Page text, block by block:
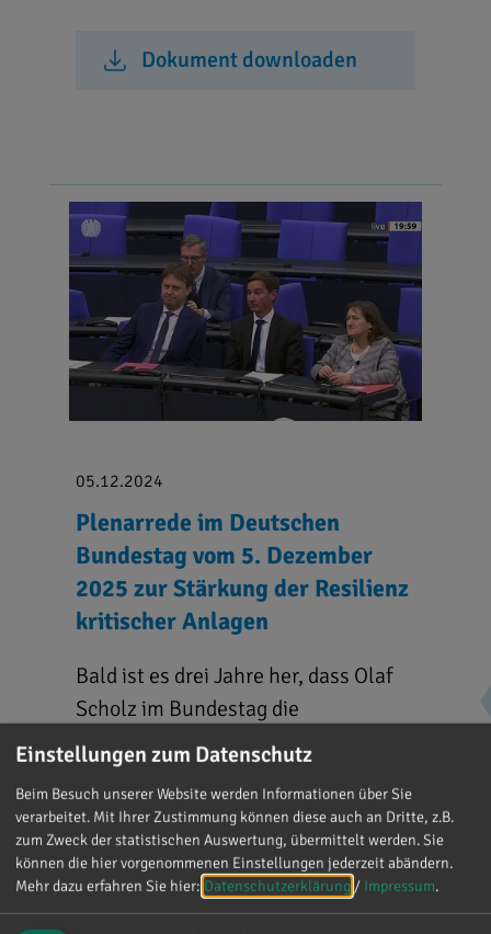
Dokument downloaden
05.12.2024
Plenarrede im Deutschen
Bundestag vom 5. Dezember
2025 zur Stärkung der Resilienz
kritischer Anlagen
Bald ist es drei Jahre her, dass Olaf
Scholz im Bundestag die
Zeitenwende ausgerufen hat. Der
Gesetzentwurf zur Umsetzung der
Richtlinie (EU) 2022/2557 und zur
Stärkung der Resilienz kritischer ...
Einstellungen zum Datenschutz
Beim Besuch unserer Website werden Informationen über Sie
verarbeitet. Mit Ihrer Zustimmung können diese auch an Dritte, z.B.
zum Zweck der statistischen Auswertung, übermittelt werden. Sie
können die hier vorgenommenen Einstellungen jederzeit abändern.
Mehr dazu erfahren Sie hier: Datenschutzerklärung / Impressum.